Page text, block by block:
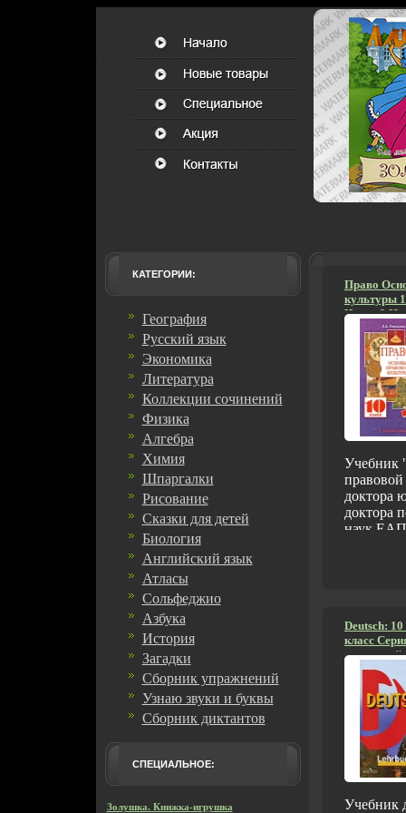
КАТЕГОРИИ:
География
Русский язык
Экономика
Литература
Коллекции сочинений
Физика
Алгебра
Химия
Шпаргалки
Рисование
Сказки для детей
Биология
Английский язык
Атласы
Сольфеджио
Азбука
История
Загадки
Сборник упражнений
Узнаю звуки и буквы
Сборник диктантов
СПЕЦИАЛЬНОЕ:
Золушка. Книжка-игрушка
Право
культуры
Часть 2
слово -
переплет,
9932-
Тираж:
60x90/16
5876d.
Учебник
доктора
доктора
наук
его
позиции
России В
Deutsch:
класс
школьный
Учебник